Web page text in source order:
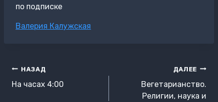
по подписке
Метки
Валерия Калужская
Навигация
по
НАЗАД
На часах 4:00
ДАЛЕЕ
Вегетарианство.
Религии, наука и